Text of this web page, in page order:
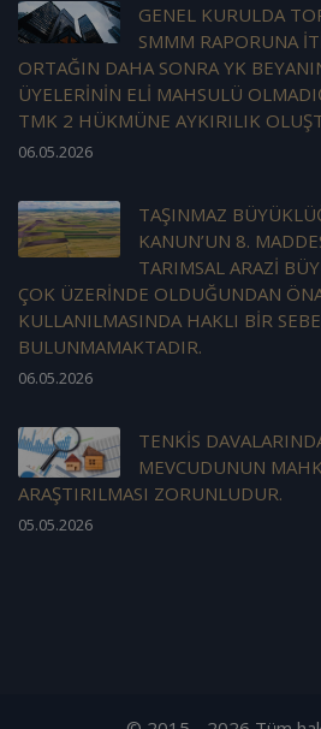
GENEL KURULDA
SMMM RAPORUNA
ORTAĞIN DAHA SONRA YK
ÜYELERİNİN ELİ MAHSULÜ
TMK 2 HÜKMÜNE AYKIRILIK
06.05.2026
TAŞINMAZ
KANUN’UN 8.
TARIMSAL ARAZİ
ÇOK ÜZERİNDE OLDUĞUNDAN
KULLANILMASINDA HAKLI BİR
BULUNMAMAKTADIR.
06.05.2026
TENKİS
MEVCUDUNUN
ARAŞTIRILMASI ZORUNLUDUR.
05.05.2026